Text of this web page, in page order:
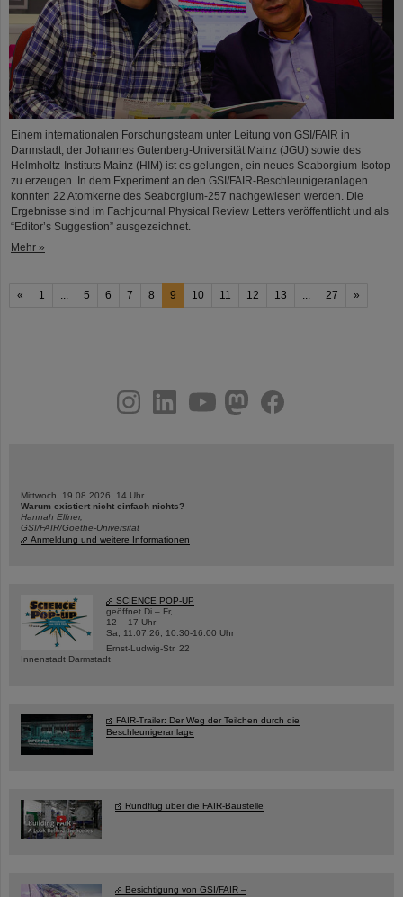
Einem internationalen Forschungsteam unter Leitung von GSI/FAIR in
Darmstadt, der Johannes Gutenberg-Universität Mainz (JGU) sowie des
Helmholtz-Instituts Mainz (HIM) ist es gelungen, ein neues Seaborgium-Isotop
zu erzeugen. In dem Experiment an den GSI/FAIR-Beschleunigeranlagen
konnten 22 Atomkerne des Seaborgium-257 nachgewiesen werden. Die
Ergebnisse sind im Fachjournal Physical Review Letters veröffentlicht und als
“Editor’s Suggestion” ausgezeichnet.
Mehr »
« 1 ... 5 6 7 8 9 10 11 12 13 ... 27 »
youtubehelmholtz.socialfacebook
Mittwoch, 19.08.2026, 14 Uhr
Warum existiert nicht einfach nichts?
Hannah Elfner,
GSI/FAIR/Goethe-Universität
Anmeldung und weitere Informationen
SCIENCE POP-UP
geöffnet Di – Fr,
12 – 17 Uhr
Sa, 11.07.26, 10:30-16:00 Uhr
Ernst-Ludwig-Str. 22
Innenstadt Darmstadt
FAIR-Trailer: Der Weg der Teilchen durch die
Beschleunigeranlage
Rundflug über die FAIR-Baustelle
Besichtigung von GSI/FAIR –